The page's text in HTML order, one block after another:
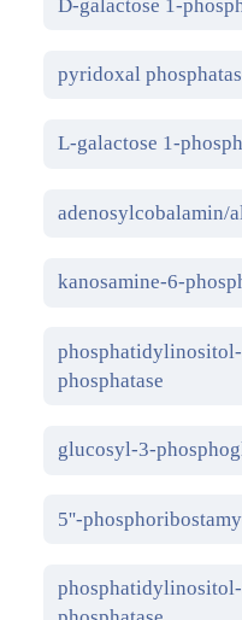
D-galactose 1-
pyridoxal
L-galactose 1-
adenosylcobalamin/
kanosamine-6-
phosphatase
glucosyl-3-
5''-